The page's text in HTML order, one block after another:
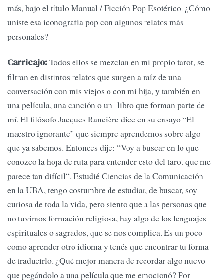
más, bajo el título Manual / Ficción Pop Esotérico. ¿Cómo
uniste esa iconografía pop con algunos relatos más
personales?
Carricajo:Todos ellos se mezclan en mi propio tarot, se
filtran en distintos relatos que surgen a raíz de una
conversación con mis viejos o con mi hija, y también en
una película, una canción o un libro que forman parte de
mí. El filósofo Jacques Rancière dice en su ensayo “El
maestro ignorante” que siempre aprendemos sobre algo
que ya sabemos. Entonces dije: “Voy a buscar en lo que
conozco la hoja de ruta para entender esto del tarot que me
parece tan difícil“. Estudié Ciencias de la Comunicación
en la UBA, tengo costumbre de estudiar, de buscar, soy
curiosa de toda la vida, pero siento que a las personas que
no tuvimos formación religiosa, hay algo de los lenguajes
espirituales o sagrados, que se nos complica. Es un poco
como aprender otro idioma y tenés que encontrar tu forma
de traducirlo. ¿Qué mejor manera de recordar algo nuevo
que pegándolo a una película que me emocionó? Por